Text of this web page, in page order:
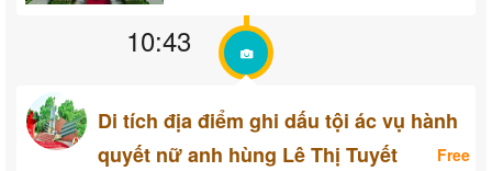
10:43
Di tích địa điểm ghi dấu tội ác vụ hành
quyết nữ anh hùng Lê Thị Tuyết
Free